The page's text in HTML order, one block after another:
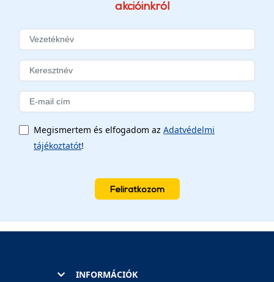
akcióinkról
Megismertem és elfogadom az Adatvédelmi
tájékoztatót!
Feliratkozom
INFORMÁCIÓK